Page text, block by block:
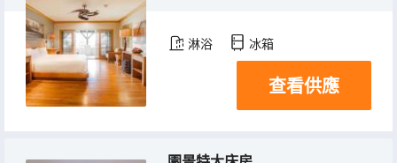
淋浴 冰箱
查看供應